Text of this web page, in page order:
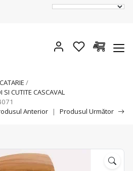
/
SI CUTITE CASCAVAL
Anterior
| Produsul Următor